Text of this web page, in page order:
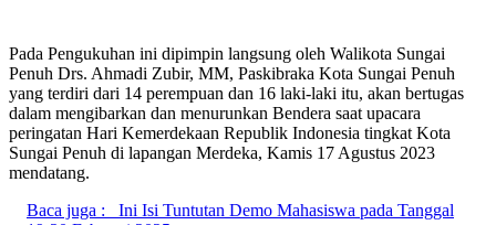
Pada Pengukuhan ini dipimpin langsung oleh Walikota Sungai
Penuh Drs. Ahmadi Zubir, MM, Paskibraka Kota Sungai Penuh
yang terdiri dari 14 perempuan dan 16 laki-laki itu, akan bertugas
dalam mengibarkan dan menurunkan Bendera saat upacara
peringatan Hari Kemerdekaan Republik Indonesia tingkat Kota
Sungai Penuh di lapangan Merdeka, Kamis 17 Agustus 2023
mendatang.
Baca juga :
Ini Isi Tuntutan Demo Mahasiswa pada Tanggal